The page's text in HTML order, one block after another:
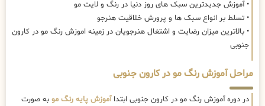
• آموزش جدیدترین سبک های روز دنیا در رنگ و لایت مو
• تسلط بر انواع سبک ها و پرورش خلاقیت هنرجو
• بالاترین میزان رضایت و اشتغال هنرجویان در زمینه اموزش رنگ مو در کارون
جنوبی
مراحل آموزش رنگ مو در کارون جنوبی
در دوره آموزش رنگ مو در کارون جنوبی ابتداآموزش پایه رنگ مو به صورت